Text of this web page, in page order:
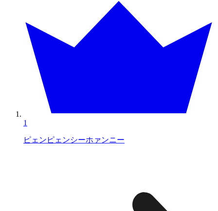
1
ピェンピェンシーホァンニー